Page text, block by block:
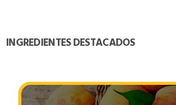
INGREDIENTES DESTACADOS